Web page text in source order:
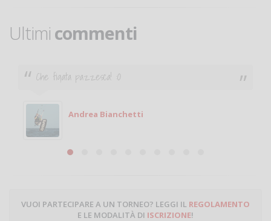
Ultimi commenti
Ciao. Sono a Treviglio da poco e vorrei tornare a
giocare. Se sei in zona e puoi giocare fammi sapere.
Michele
Michele Miglionico
VUOI PARTECIPARE A UN TORNEO? LEGGI IL REGOLAMENTO
E LE MODALITÀ DI ISCRIZIONE!